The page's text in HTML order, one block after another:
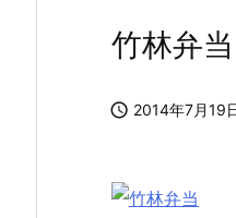
竹林弁
 2014年7月19